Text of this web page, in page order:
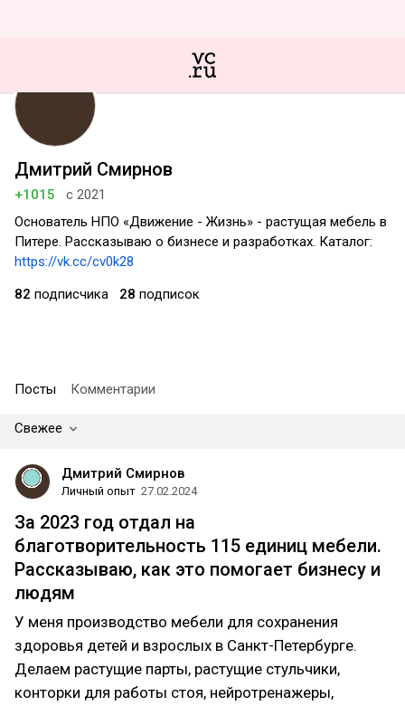
Дмитрий Смирнов
+1015
с 2021
Основатель НПО «Движение - Жизнь» - растущая мебель в
Питере. Рассказываю о бизнесе и разработках. Каталог:
https://vk.cc/cv0k28
82 подписчика 28 подписок
Посты Комментарии
Свежее
Дмитрий Смирнов
Личный опыт 27.02.2024
За 2023 год отдал на
благотворительность 115 единиц мебели.
Рассказываю, как это помогает бизнесу и
людям
У меня производство мебели для сохранения
здоровья детей и взрослых в Санкт-Петербурге.
Делаем растущие парты, растущие стульчики,
конторки для работы стоя, нейротренажеры,